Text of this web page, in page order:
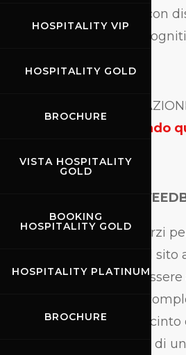
HOSPITALITY VIP
HOSPITALITY GOLD
BROCHURE
VISTA HOSPITALITY
GOLD
BOOKING
HOSPITALITY GOLD
HOSPITALITY PLATINUM
BROCHURE
non vedenti, persone con
ipovedenti, disabilità
SCARICA LA
cliccando
NOTE, COMMENTI E
Nonostante i nostri sforzi
chiunque di adattare il sito
esigenze, ci possono
sezioni che non sono
accessibili, sono in
accessibili, o mancano di